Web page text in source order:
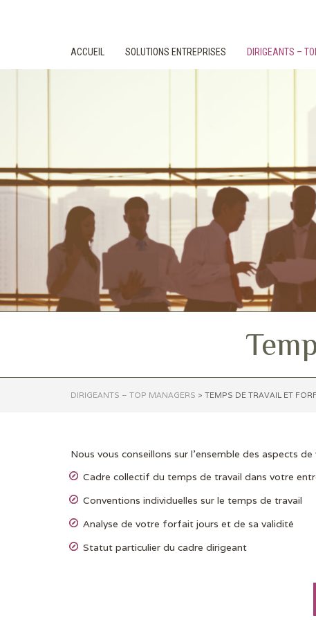
ACCUEIL SOLUTIONS ENTREPRISES DIRIGEANTS –
DIRIGEANTS – TOP MANAGERS > TEMPS DE TRAVAIL ET
Nous vous conseillons sur l’ensemble des aspects
Cadre collectif du temps de travail dans votre
Conventions individuelles sur le temps de travail
Analyse de votre forfait jours et de sa validité
Statut particulier du cadre dirigeant